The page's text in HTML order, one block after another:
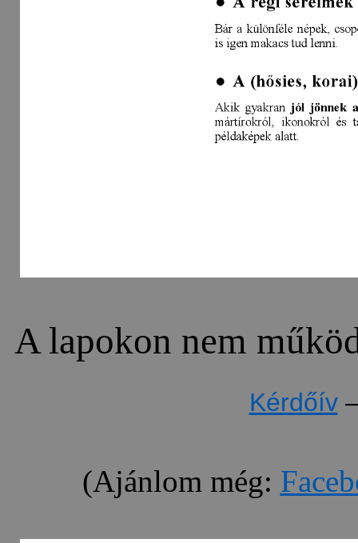
A lapokon nem
Kérdőív
(Ajánlom még: